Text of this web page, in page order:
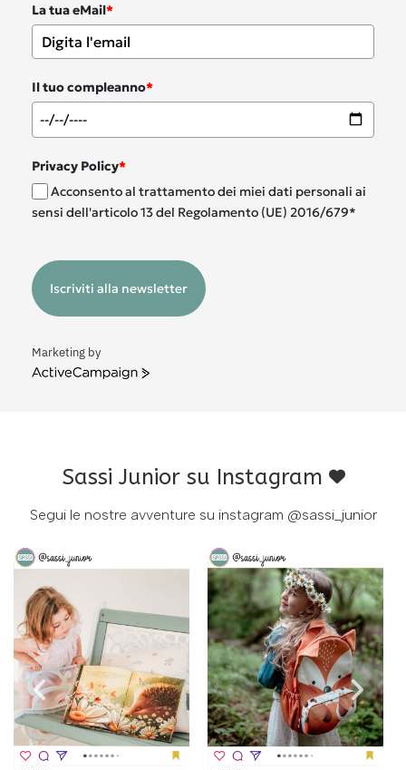
La tua eMail*
Il tuo compleanno*
Privacy Policy*
Acconsento al trattamento dei miei dati personali ai
sensi dell'articolo 13 del Regolamento (UE) 2016/679*
Iscriviti alla newsletter
Marketing by
ActiveCampaign
Sassi Junior su Instagram
Segui le nostre avventure su instagram @sassi_junior